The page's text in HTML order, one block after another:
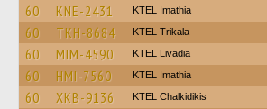
60 KNE-2431 KTEL Imathia
60 TKH-8684 ΚΤΕL Τrikala
60 MIM-4590 KTEL Livadia
60 HMI-7560 KTEL Imathia
60 XKB-9136 ΚΤΕL Chalkidikis